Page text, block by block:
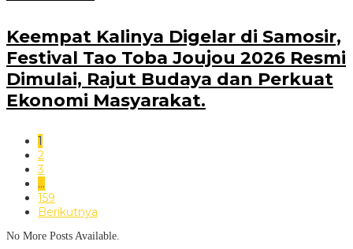
Keempat Kalinya Digelar di Samosir,
Festival Tao Toba Joujou 2026 Resmi
Dimulai, Rajut Budaya dan Perkuat
Ekonomi Masyarakat.
1
2
3
…
159
Berikutnya
No More Posts Available.